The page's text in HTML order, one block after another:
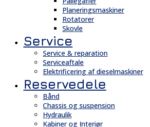
Planeringsmaskiner
Rotatorer
Skovle
Service
Service & reparation
Serviceaftale
Elektrificering af dieselmaskiner
Reservedele
Bånd
Chassis og suspension
Hydraulik
Kabiner og Interiør